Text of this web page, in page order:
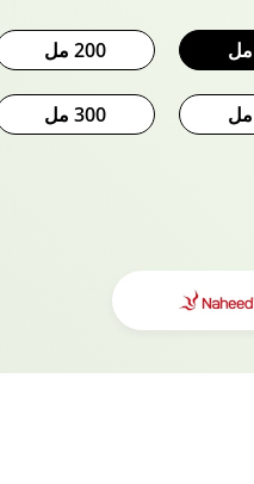
200 مل
300 مل